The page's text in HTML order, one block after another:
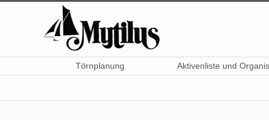
Törnplanung Aktivenliste und